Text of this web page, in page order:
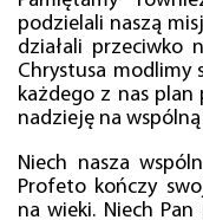
podzielali naszą
działali przeciwko
Chrystusa modlimy
każdego z nas plan
nadzieję na
Niech nasza
Profeto kończy
na wieki. Niech